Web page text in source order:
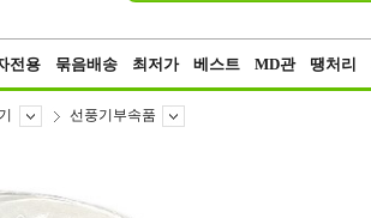
전용 묶음배송 최저가 베스트 MD관 땡처리
선풍기부속품